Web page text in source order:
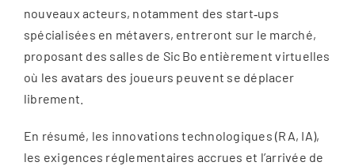
nouveaux acteurs, notamment des start‑ups
spécialisées en métavers, entreront sur le marché,
proposant des salles de Sic Bo entièrement virtuelles
où les avatars des joueurs peuvent se déplacer
librement.
En résumé, les innovations technologiques (RA, IA),
les exigences réglementaires accrues et l’arrivée de